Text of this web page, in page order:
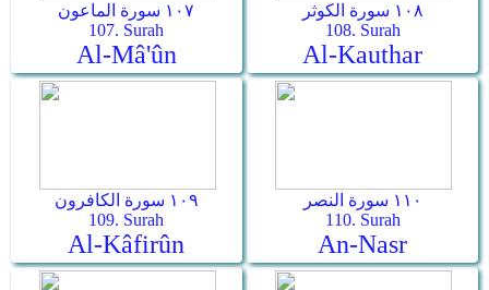
١٠٧ سورة الماعون
107. Surah
Al-Mâ'ûn
١٠٨ سورة الكوثر
108. Surah
Al-Kauthar
١٠٩ سورة الكافرون
109. Surah
Al-Kâfirûn
١١٠ سورة النصر
110. Surah
An-Nasr